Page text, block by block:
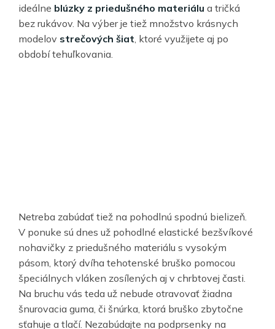
ideálne blúzky z priedušného materiálu a tričká
bez rukávov. Na výber je tiež množstvo krásnych
modelov strečových šiat, ktoré využijete aj po
období tehuľkovania.
Netreba zabúdať tiež na pohodlnú spodnú bielizeň.
V ponuke sú dnes už pohodlné elastické bezšvíkové
nohavičky z priedušného materiálu s vysokým
pásom, ktorý dvíha tehotenské bruško pomocou
špeciálnych vláken zosílených aj v chrbtovej časti.
Na bruchu vás teda už nebude otravovať žiadna
šnurovacia guma, či šnúrka, ktorá bruško zbytočne
sťahuje a tlačí. Nezabúdajte na podprsenky na